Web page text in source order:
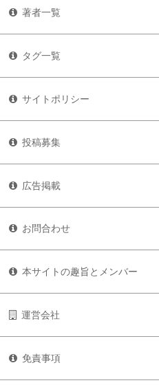
著者一覧
タグ一覧
サイトポリシー
投稿募集
広告掲載
お問合わせ
本サイトの趣旨とメンバー
運営会社
免責事項